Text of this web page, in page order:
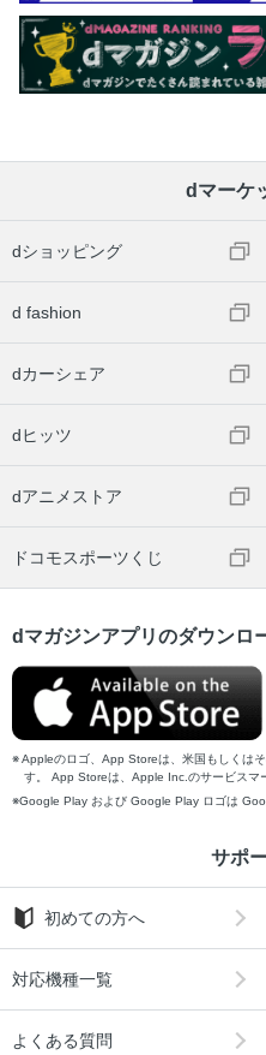
dマーケ
dショッピング
d fashion
dカーシェア
dヒッツ
dアニメストア
ドコモスポーツくじ
dマガジンアプリのダウンロ
Appleのロゴ、App Storeは、米国もしくは
す。 App Storeは、Apple Inc.のサービスマ
Google Play および Google Play ロゴは
サポ
初めての方へ
対応機種一覧
よくある質問